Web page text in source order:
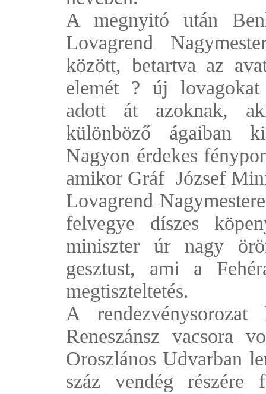
A megnyitó után
Lovagrend
között, betartva az
elemét ? új lovagokat
adott át azoknak,
különböző ágaiban
Nagyon érdekes
amikor Gráf József
Lovagrend
felvegye díszes
miniszter úr nagy
gesztust, ami a
megtiszteltetés.
A
Reneszánsz vacsora
Oroszlános Udvarban
száz vendég részére